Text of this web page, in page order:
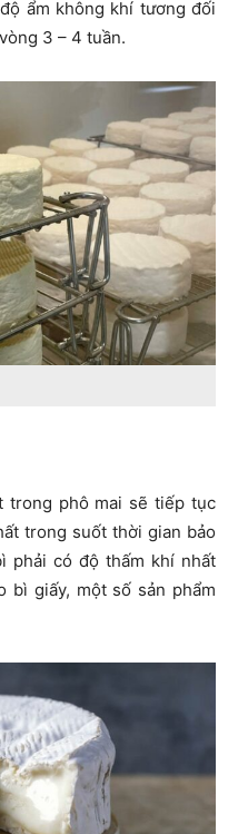
ẩm không khí tương đối
3 – 4 tuần.
trong phô mai sẽ tiếp tục
trong suốt thời gian bảo
phải có độ thấm khí nhất
bì giấy, một số sản phẩm